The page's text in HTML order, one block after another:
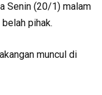
Senin (20/1) malam
pihak.
muncul di